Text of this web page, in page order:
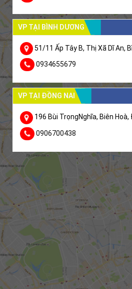
VP TẠI BÌNH DƯƠNG
51/11 Ấp Tây B, Thị Xã Dĩ An,
0934655679
VP TẠI ĐỒNG NAI
196 Bùi TrọngNghĩa, Biên Hoà,
0906700438